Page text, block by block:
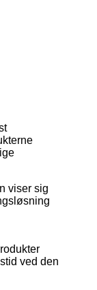
viser sig
ved den